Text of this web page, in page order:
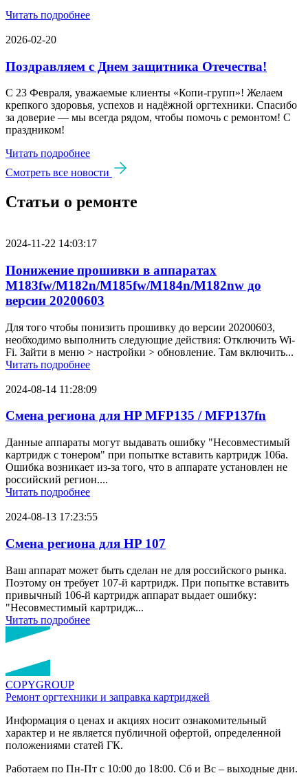
Читать подробнее
2026-02-20
Поздравляем с Днем защитника Отечества!
С 23 Февраля, уважаемые клиенты «Копи‑групп»! Желаем
крепкого здоровья, успехов и надёжной оргтехники. Спасибо
за доверие — мы всегда рядом, чтобы помочь с ремонтом! С
праздником!
Читать подробнее
Смотреть все новости
Статьи о ремонте
2024-11-22 14:03:17
Понижение прошивки в аппаратах
M183fw/M182n/M185fw/M184n/M182nw до
версии 20200603
Для того чтобы понизить прошивку до версии 20200603,
необходимо выполнить следующие действия: Отключить Wi-
Fi. Зайти в меню > настройки > обновление. Там включить...
Читать подробнее
2024-08-14 11:28:09
Смена региона для HP MFP135 / MFP137fn
Данные аппараты могут выдавать ошибку "Несовместимый
картридж с тонером" при попытке вставить картридж 106a.
Ошибка возникает из-за того, что в аппарате установлен не
российский регион....
Читать подробнее
2024-08-13 17:23:55
Смена региона для HP 107
Ваш аппарат может быть сделан не для российского рынка.
Поэтому он требует 107-й картридж. При попытке вставить
привычный 106-й картридж аппарат выдает ошибку:
"Несовместимый картридж...
Читать подробнее
COPYGROUP
Ремонт оргтехники и заправка картриджей
Информация о ценах и акциях носит ознакомительный
характер и не является публичной офертой, определенной
положениями статей ГК.
Работаем по Пн-Пт с 10:00 до 18:00. Сб и Вс – выходные дни.